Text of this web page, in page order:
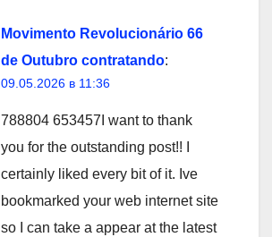
Movimento Revolucionário 66
de Outubro contratando:
09.05.2026 в 11:36
788804 653457I want to thank
you for the outstanding post!! I
certainly liked every bit of it. Ive
bookmarked your web internet site
so I can take a appear at the latest